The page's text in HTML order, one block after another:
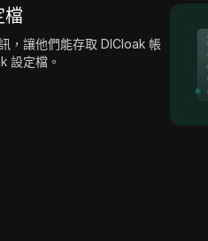
檔
，讓他們能存取 DICloak 帳
設定檔。